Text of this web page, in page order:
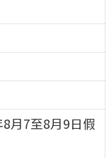
月7至8月9日假